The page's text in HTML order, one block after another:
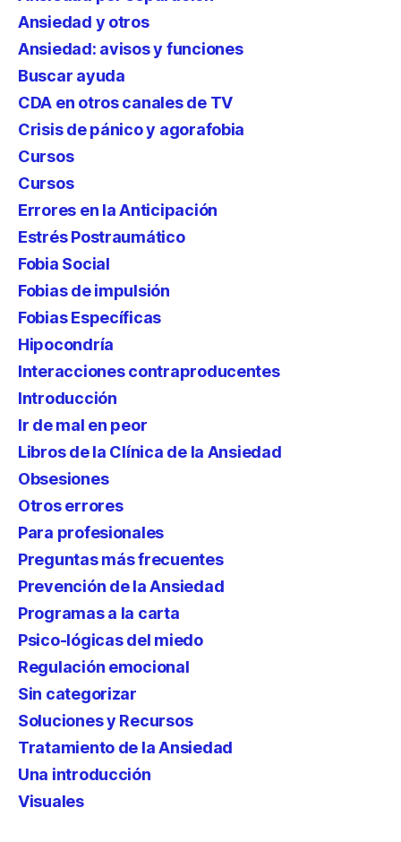
Ansiedad y otros
Ansiedad: avisos y funciones
Buscar ayuda
CDA en otros canales de TV
Crisis de pánico y agorafobia
Cursos
Cursos
Errores en la Anticipación
Estrés Postraumático
Fobia Social
Fobias de impulsión
Fobias Específicas
Hipocondría
Interacciones contraproducentes
Introducción
Ir de mal en peor
Libros de la Clínica de la Ansiedad
Obsesiones
Otros errores
Para profesionales
Preguntas más frecuentes
Prevención de la Ansiedad
Programas a la carta
Psico-lógicas del miedo
Regulación emocional
Sin categorizar
Soluciones y Recursos
Tratamiento de la Ansiedad
Una introducción
Visuales